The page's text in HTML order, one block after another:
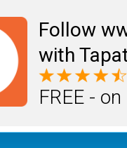
Follow
with
FREE -